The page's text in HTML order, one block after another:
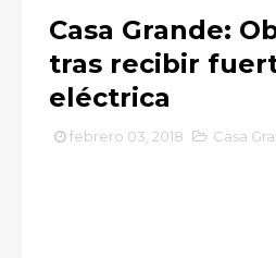
Casa Grande:
tras recibir
eléctrica
febrero 03, 2018 Casa